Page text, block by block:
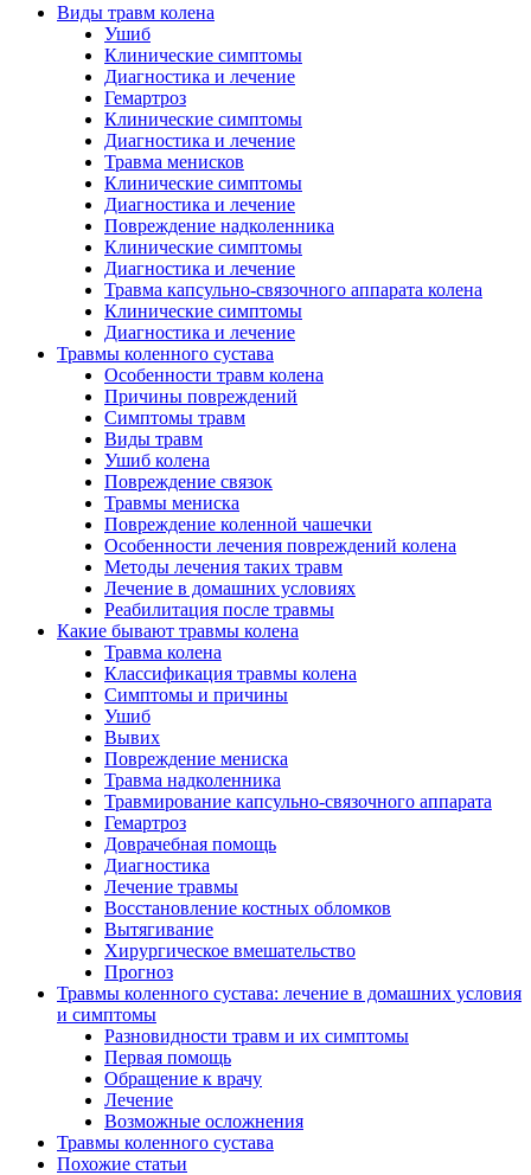
Виды травм колена
Ушиб
Клинические симптомы
Диагностика и лечение
Гемартроз
Клинические симптомы
Диагностика и лечение
Травма менисков
Клинические симптомы
Диагностика и лечение
Повреждение надколенника
Клинические симптомы
Диагностика и лечение
Травма капсульно-связочного аппарата колена
Клинические симптомы
Диагностика и лечение
Травмы коленного сустава
Особенности травм колена
Причины повреждений
Симптомы травм
Виды травм
Ушиб колена
Повреждение связок
Травмы мениска
Повреждение коленной чашечки
Особенности лечения повреждений колена
Методы лечения таких травм
Лечение в домашних условиях
Реабилитация после травмы
Какие бывают травмы колена
Травма колена
Классификация травмы колена
Симптомы и причины
Ушиб
Вывих
Повреждение мениска
Травма надколенника
Травмирование капсульно-связочного аппарата
Гемартроз
Доврачебная помощь
Диагностика
Лечение травмы
Восстановление костных обломков
Вытягивание
Хирургическое вмешательство
Прогноз
Травмы коленного сустава: лечение в домашних условия
и симптомы
Разновидности травм и их симптомы
Первая помощь
Обращение к врачу
Лечение
Возможные осложнения
Травмы коленного сустава
Похожие статьи